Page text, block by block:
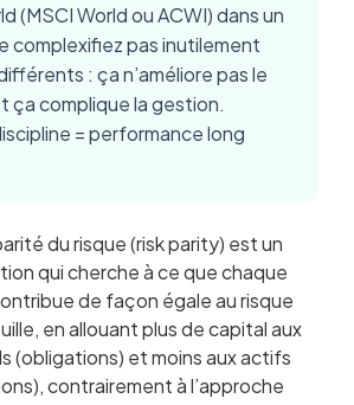
(MSCI World ou ACWI) dans un
complexifiez pas inutilement
: ça n’améliore pas le
ça complique la gestion.
= performance long
du risque (risk parity) est un
qui cherche à ce que chaque
de façon égale au risque
en allouant plus de capital aux
(obligations) et moins aux actifs
contrairement à l’approche